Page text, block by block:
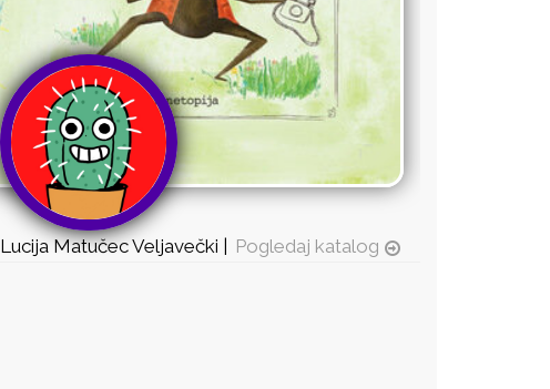
Lucija Matučec Veljavečki | Pogledaj katalog